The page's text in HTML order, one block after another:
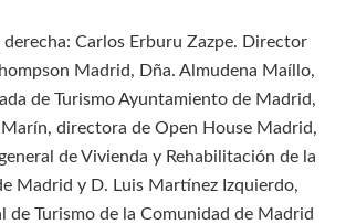
derecha: Carlos Erburu Zazpe. Director
Madrid, Dña. Almudena Maíllo,
de Turismo Ayuntamiento de Madrid,
Marín, directora de Open House Madrid,
de Vivienda y Rehabilitación de la
Madrid y D. Luis Martínez Izquierdo,
de Turismo de la Comunidad de Madrid